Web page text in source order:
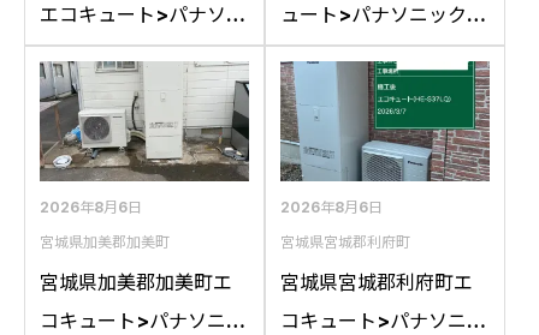
エコキュート>パナソニ
ック交換工事施工事
例：コロナCTU-
37D1A10からパナソニ
ックHE-S37LQSへの交
換
ュート>パナソニック交
換工事施工事例：パナ
ソニックHE-
46D1QRAPSからパナ
ソニックHE-D46FQS
への交換
2026年8月6日
宮城県加美郡加美町
宮城県加美郡加美町エ
コキュート>パナソニッ
2026年8月6日
宮城県宮城郡利府町
宮城県宮城郡利府町エ
コキュート>パナソニッ